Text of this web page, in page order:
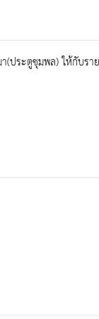
(ประตูชุมพล) ให้กับ